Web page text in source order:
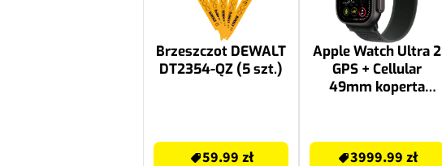
Brzeszczot DEWALT
DT2354-QZ (5 szt.)
59.99 zł
Apple Watch Ultra 2
GPS + Cellular
49mm koperta
S/M (czarny)
3999.99 zł